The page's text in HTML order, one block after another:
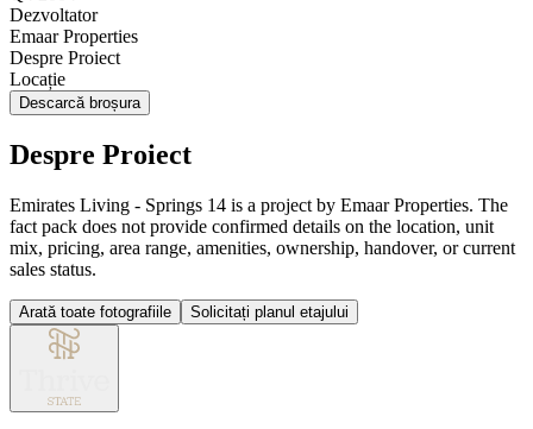
Dezvoltator
Emaar Properties
Despre Proiect
Locație
Descarcă broșura
Despre Proiect
Emirates Living - Springs 14 is a project by Emaar Properties. The
fact pack does not provide confirmed details on the location, unit
mix, pricing, area range, amenities, ownership, handover, or current
sales status.
Arată toate fotografiile Solicitați planul etajului